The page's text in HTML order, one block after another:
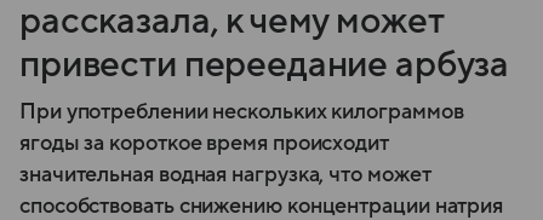
рассказала, к чему может
привести переедание арбуза
При употреблении нескольких килограммов
ягоды за короткое время происходит
значительная водная нагрузка, что может
способствовать снижению концентрации натрия